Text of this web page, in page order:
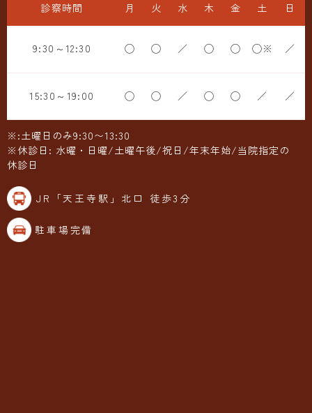
診察時間 月 火 水 木 金 土 日
9:30～12:30 ◯ ◯ ／ ◯ ◯ ◯※ ／
15:30～19:00 ◯ ◯ ／ ◯ ◯ ／ ／
※:土曜日のみ9:30〜13:30
※休診日: 水曜・日曜/土曜午後/祝日/年末年始/当院指定の
休診日
JR「天王寺駅」北口 徒歩3分
駐車場完備